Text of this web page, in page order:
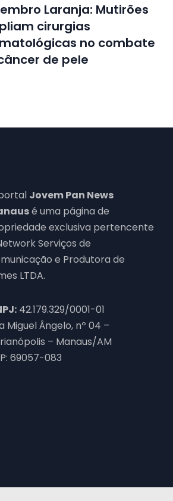
Laranja: Mutirões
cirurgias
no combate
de pele
Jovem Pan News
é uma página de
exclusiva pertencente
Serviços de
e Produtora de
LTDA.
42.179.329/0001-01
Miguel Ângelo, nº 04 –
– Manaus/AM
69057-083